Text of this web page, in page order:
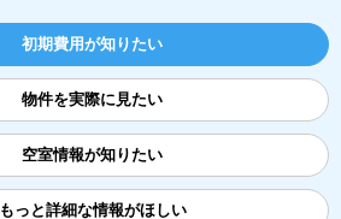
初期費用が知りたい
物件を実際に見たい
空室情報が知りたい
もっと詳細な情報がほしい